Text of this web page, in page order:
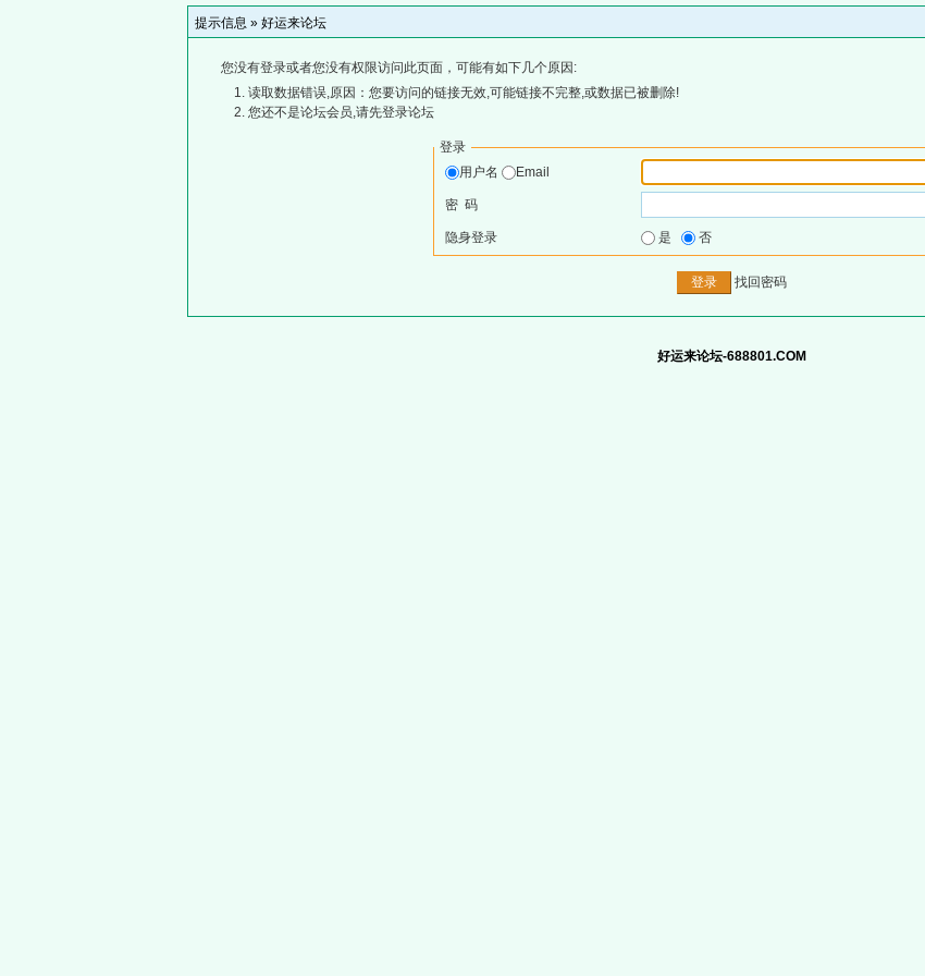
提示信息 » 好运来论坛
您没有登录或者您没有权限访问此页面，可能有如下几个原因:
读取数据错误,原因：您要访问的链接无效,可能链接不完整,或数据已被删除!
您还不是论坛会员,请先登录论坛
登录
用户名
Email
密 码
隐身登录 是 否
找回密码
好运来论坛-688801.COM